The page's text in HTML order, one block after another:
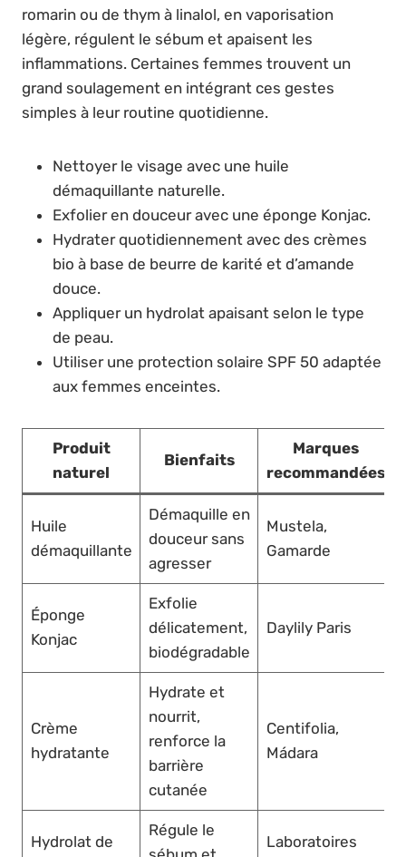
romarin ou de thym à linalol, en vaporisation
légère, régulent le sébum et apaisent les
inflammations. Certaines femmes trouvent un
grand soulagement en intégrant ces gestes
simples à leur routine quotidienne.
Nettoyer le visage avec une huile
démaquillante naturelle.
Exfolier en douceur avec une éponge Konjac.
Hydrater quotidiennement avec des crèmes
bio à base de beurre de karité et d’amande
douce.
Appliquer un hydrolat apaisant selon le type
de peau.
Utiliser une protection solaire SPF 50 adaptée
aux femmes enceintes.
Produit
naturel
Bienfaits
Marques
recommandées
Huile
démaquillante
Démaquille en
douceur sans
agresser
Mustela,
Gamarde
Éponge
Konjac
Exfolie
délicatement,
biodégradable
Daylily Paris
Crème
hydratante
Hydrate et
nourrit,
renforce la
barrière
cutanée
Centifolia,
Mádara
Hydrolat de
Régule le
Laboratoires